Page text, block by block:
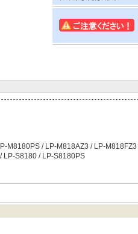
M8180PS / LP-M818AZ3 / LP-M818FZ3
/ LP-S8180PS